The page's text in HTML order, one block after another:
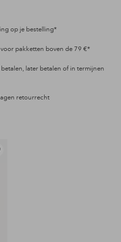
op je bestelling*
voor pakketten boven de 79 €*
betalen, later betalen of in termijnen
retourrecht